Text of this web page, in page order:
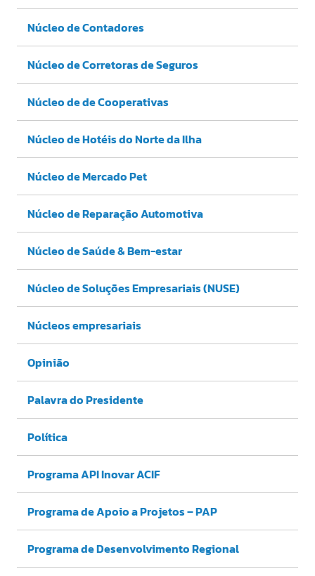
Núcleo de Contadores
Núcleo de Corretoras de Seguros
Núcleo de de Cooperativas
Núcleo de Hotéis do Norte da Ilha
Núcleo de Mercado Pet
Núcleo de Reparação Automotiva
Núcleo de Saúde & Bem-estar
Núcleo de Soluções Empresariais (NUSE)
Núcleos empresariais
Opinião
Palavra do Presidente
Política
Programa API Inovar ACIF
Programa de Apoio a Projetos – PAP
Programa de Desenvolvimento Regional